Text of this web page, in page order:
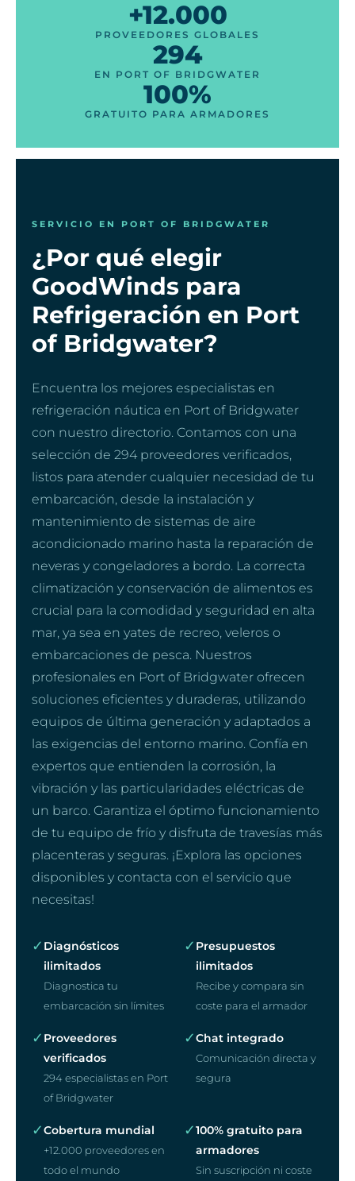
+12.000
PROVEEDORES GLOBALES
294
EN PORT OF BRIDGWATER
100%
GRATUITO PARA ARMADORES
SERVICIO EN PORT OF BRIDGWATER
¿Por qué elegir
GoodWinds para
Refrigeración en Port
of Bridgwater?
Encuentra los mejores especialistas en
refrigeración náutica en Port of Bridgwater
con nuestro directorio. Contamos con una
selección de 294 proveedores verificados,
listos para atender cualquier necesidad de tu
embarcación, desde la instalación y
mantenimiento de sistemas de aire
acondicionado marino hasta la reparación de
neveras y congeladores a bordo. La correcta
climatización y conservación de alimentos es
crucial para la comodidad y seguridad en alta
mar, ya sea en yates de recreo, veleros o
embarcaciones de pesca. Nuestros
profesionales en Port of Bridgwater ofrecen
soluciones eficientes y duraderas, utilizando
equipos de última generación y adaptados a
las exigencias del entorno marino. Confía en
expertos que entienden la corrosión, la
vibración y las particularidades eléctricas de
un barco. Garantiza el óptimo funcionamiento
de tu equipo de frío y disfruta de travesías más
placenteras y seguras. ¡Explora las opciones
disponibles y contacta con el servicio que
necesitas!
✓ Diagnósticos
ilimitados
Diagnostica tu
embarcación sin límites
✓ Presupuestos
ilimitados
Recibe y compara sin
coste para el armador
✓ Proveedores
verificados
294 especialistas en Port
of Bridgwater
✓Chat integrado
Comunicación directa y
segura
✓Cobertura mundial
+12.000 proveedores en
todo el mundo
✓100% gratuito para
armadores
Sin suscripción ni coste